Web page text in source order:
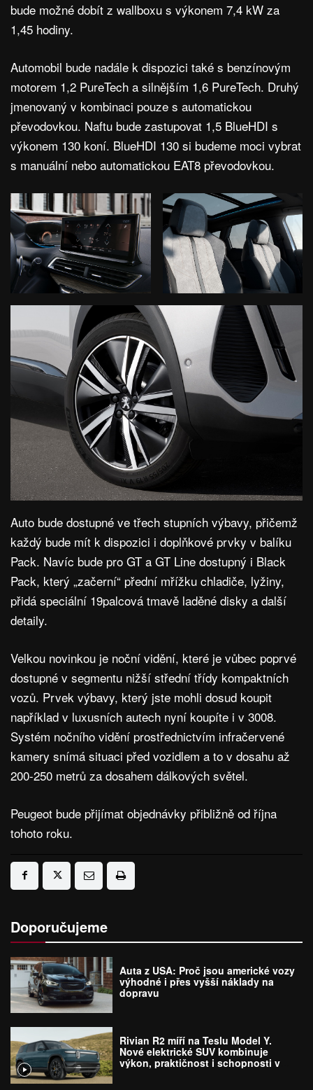
bude možné dobít z wallboxu s výkonem 7,4 kW za
1,45 hodiny.
Automobil bude nadále k dispozici také s benzínovým
motorem 1,2 PureTech a silnějším 1,6 PureTech. Druhý
jmenovaný v kombinaci pouze s automatickou
převodovkou. Naftu bude zastupovat 1,5 BlueHDI s
výkonem 130 koní. BlueHDI 130 si budeme moci vybrat
s manuální nebo automatickou EAT8 převodovkou.
Auto bude dostupné ve třech stupních výbavy, přičemž
každý bude mít k dispozici i doplňkové prvky v balíku
Pack. Navíc bude pro GT a GT Line dostupný i Black
Pack, který „začerní“ přední mřížku chladiče, lyžiny,
přidá speciální 19palcová tmavě laděné disky a další
detaily.
Velkou novinkou je noční vidění, které je vůbec poprvé
dostupné v segmentu nižší střední třídy kompaktních
vozů. Prvek výbavy, který jste mohli dosud koupit
například v luxusních autech nyní koupíte i v 3008.
Systém nočního vidění prostřednictvím infračervené
kamery snímá situaci před vozidlem a to v dosahu až
200-250 metrů za dosahem dálkových světel.
Peugeot bude přijímat objednávky přibližně od října
tohoto roku.
Doporučujeme
Auta z USA: Proč jsou americké vozy
výhodné i přes vyšší náklady na
dopravu
Rivian R2 míří na Teslu Model Y.
Nové elektrické SUV kombinuje
výkon, praktičnost i schopnosti v